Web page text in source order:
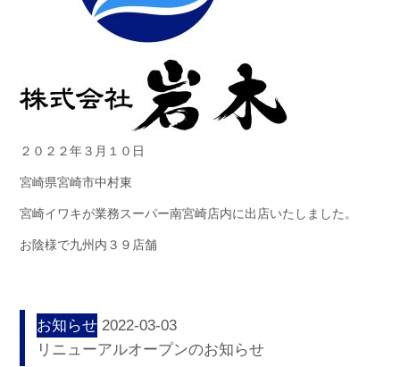
２０２２年３月１０日
宮崎県宮崎市中村東
宮崎イワキが業務スーパー南宮崎店内に出店いたしました。
お陰様で九州内３９店舗
お知らせ 2022-03-03
リニューアルオープンのお知らせ